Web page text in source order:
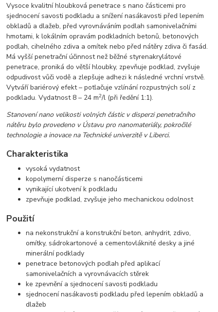
Vysoce kvalitní hloubková penetrace s nano částicemi pro
sjednocení savosti podkladu a snížení nasákavosti před lepením
obkladů a dlažeb, před vyrovnáváním podlah samonivelačními
hmotami, k lokálním opravám podkladních betonů, betonových
podlah, cihelného zdiva a omítek nebo před nátěry zdiva či fasád.
Má vyšší penetrační účinnost než běžné styrenakrylátové
penetrace, proniká do větší hloubky, zpevňuje podklad, zvyšuje
odpudivost vůči vodě a zlepšuje adhezi k následné vrchní vrstvě.
Vytváří bariérový efekt – potlačuje vzlínání rozpustných solí z
podkladu. Vydatnost 8 – 24 m2/l (při ředění 1:1).
Stanovení nano velikosti volných částic v disperzi penetračního
nátěru bylo provedeno v Ústavu pro nanomateriály, pokročilé
technologie a inovace na Technické univerzitě v Liberci.
Charakteristika
vysoká vydatnost
kopolymerní disperze s nanočásticemi
vynikající ukotvení k podkladu
zpevňuje podklad, zvyšuje jeho mechanickou odolnost
Použití
na nekonstrukční a konstrukční beton, anhydrit, zdivo,
omítky, sádrokartonové a cementovláknité desky a jiné
minerální podklady
penetrace betonových podlah před aplikací
samonivelačních a vyrovnávacích stěrek
ke zpevnění a sjednocení savosti podkladu
sjednocení nasákavosti podkladu před lepením obkladů a
dlažeb